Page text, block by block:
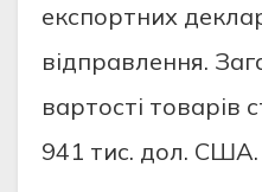
експортних
відправлення.
вартості товарів
941 тис. дол. США.